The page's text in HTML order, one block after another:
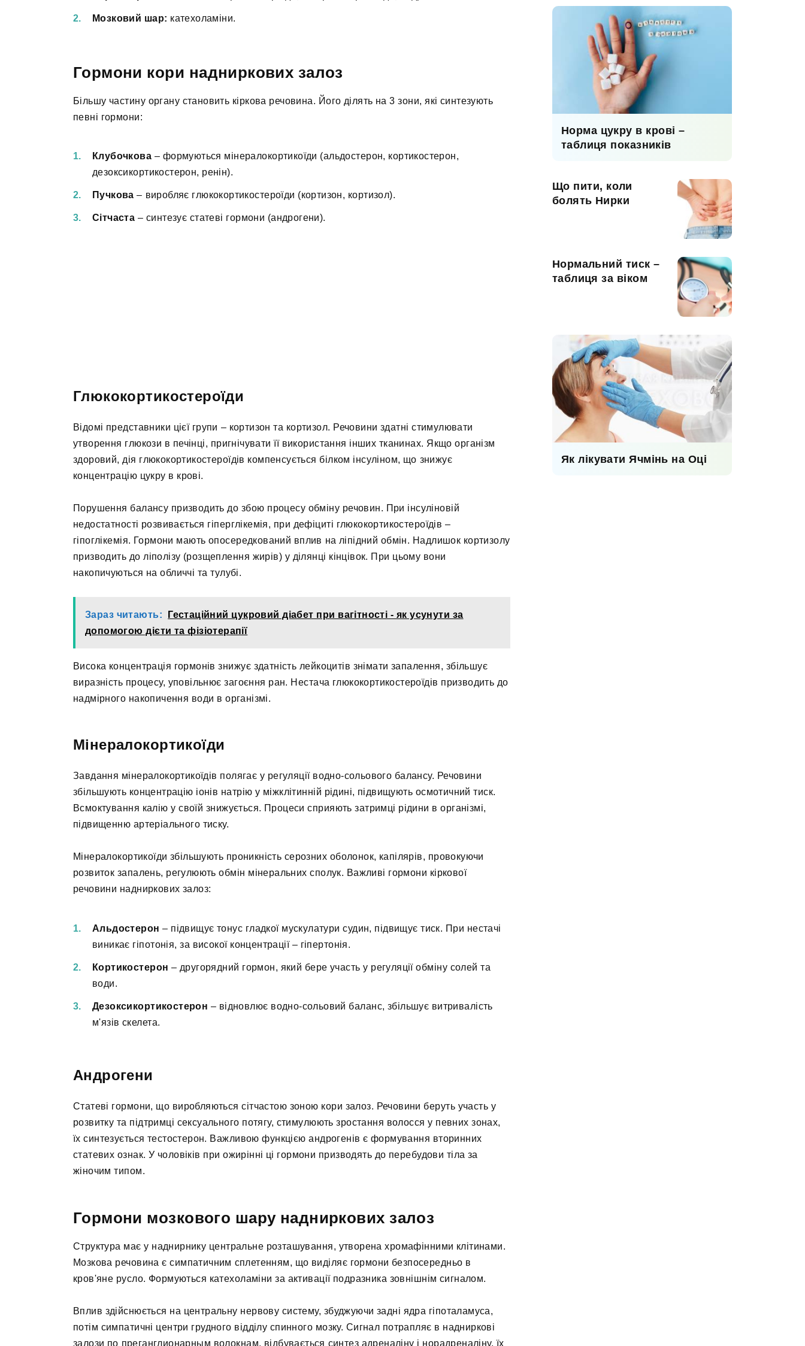
Мозковий шар: катехоламіни.
Гормони кори надниркових залоз
Більшу частину органу становить кіркова речовина. Його ділять на 3 зони, які синтезують
певні гормони:
Клубочкова – формуються мінералокортикоїди (альдостерон, кортикостерон,
дезоксикортикостерон, ренін).
Пучкова – виробляє глюкокортикостероїди (кортизон, кортизол).
Сітчаста – синтезує статеві гормони (андрогени).
Глюкокортикостероїди
Відомі представники цієї групи – кортизон та кортизол. Речовини здатні стимулювати
утворення глюкози в печінці, пригнічувати її використання інших тканинах. Якщо організм
здоровий, дія глюкокортикостероїдів компенсується білком інсуліном, що знижує
концентрацію цукру в крові.
Порушення балансу призводить до збою процесу обміну речовин. При інсуліновій
недостатності розвивається гіперглікемія, при дефіциті глюкокортикостероїдів –
гіпоглікемія. Гормони мають опосередкований вплив на ліпідний обмін. Надлишок кортизолу
призводить до ліполізу (розщеплення жирів) у ділянці кінцівок. При цьому вони
накопичуються на обличчі та тулубі.
Зараз читають:
Гестаційний цукровий діабет при вагітності - як усунути за
допомогою дієти та фізіотерапії
Висока концентрація гормонів знижує здатність лейкоцитів знімати запалення, збільшує
виразність процесу, уповільнює загоєння ран. Нестача глюкокортикостероїдів призводить до
надмірного накопичення води в організмі.
Мінералокортикоїди
Завдання мінералокортикоїдів полягає у регуляції водно-сольового балансу. Речовини
збільшують концентрацію іонів натрію у міжклітинній рідині, підвищують осмотичний тиск.
Всмоктування калію у своїй знижується. Процеси сприяють затримці рідини в організмі,
підвищенню артеріального тиску.
Мінералокортикоїди збільшують проникність серозних оболонок, капілярів, провокуючи
розвиток запалень, регулюють обмін мінеральних сполук. Важливі гормони кіркової
речовини надниркових залоз:
Альдостерон – підвищує тонус гладкої мускулатури судин, підвищує тиск. При нестачі
виникає гіпотонія, за високої концентрації – гіпертонія.
Кортикостерон – другорядний гормон, який бере участь у регуляції обміну солей та
води.
Дезоксикортикостерон – відновлює водно-сольовий баланс, збільшує витривалість
м'язів скелета.
Андрогени
Статеві гормони, що виробляються сітчастою зоною кори залоз. Речовини беруть участь у
розвитку та підтримці сексуального потягу, стимулюють зростання волосся у певних зонах,
їх синтезується тестостерон. Важливою функцією андрогенів є формування вторинних
статевих ознак. У чоловіків при ожирінні ці гормони призводять до перебудови тіла за
жіночим типом.
Гормони мозкового шару надниркових залоз
Структура має у наднирнику центральне розташування, утворена хромафінними клітинами.
Мозкова речовина є симпатичним сплетенням, що виділяє гормони безпосередньо в
кров'яне русло. Формуються катехоламіни за активації подразника зовнішнім сигналом.
Вплив здійснюється на центральну нервову систему, збуджуючи задні ядра гіпоталамуса,
потім симпатичні центри грудного відділу спинного мозку. Сигнал потрапляє в надниркові
залози по преганглионарным волокнам, відбувається синтез адреналіну і норадреналіну, їх
Норма цукру в крові –
таблиця показників
Що пити, коли
болять Нирки
Нормальний тиск –
таблиця за віком
Як лікувати Ячмінь на Оці